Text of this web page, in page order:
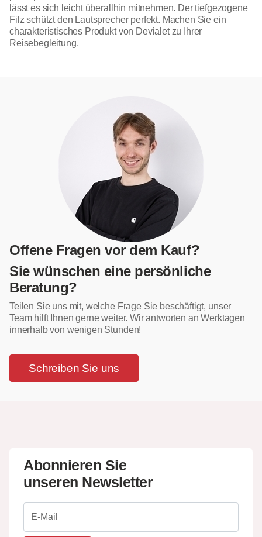
lässt es sich leicht überallhin mitnehmen. Der tiefgezogene
Filz schützt den Lautsprecher perfekt. Machen Sie ein
charakteristisches Produkt von Devialet zu Ihrer
Reisebegleitung.
Offene Fragen vor dem Kauf?
Sie wünschen eine persönliche
Beratung?
Teilen Sie uns mit, welche Frage Sie beschäftigt, unser
Team hilft Ihnen gerne weiter. Wir antworten an Werktagen
innerhalb von wenigen Stunden!
Schreiben Sie uns
Abonnieren Sie
unseren Newsletter